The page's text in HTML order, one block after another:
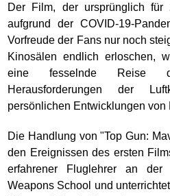
Der Film, der ursprünglich für
aufgrund der COVID-19-
Vorfreude der Fans nur noch
Kinosälen endlich erloschen,
eine fesselnde Reise
Herausforderungen der
persönlichen Entwicklungen von
Die Handlung von "Top Gun:
den Ereignissen des ersten
erfahrener Fluglehrer an
Weapons School und